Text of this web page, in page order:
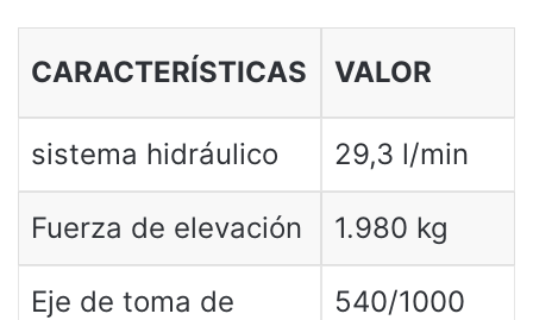
CARACTERÍSTICAS VALOR
sistema hidráulico 29,3 l/min
Fuerza de elevación 1.980 kg
Eje de toma de
540/1000